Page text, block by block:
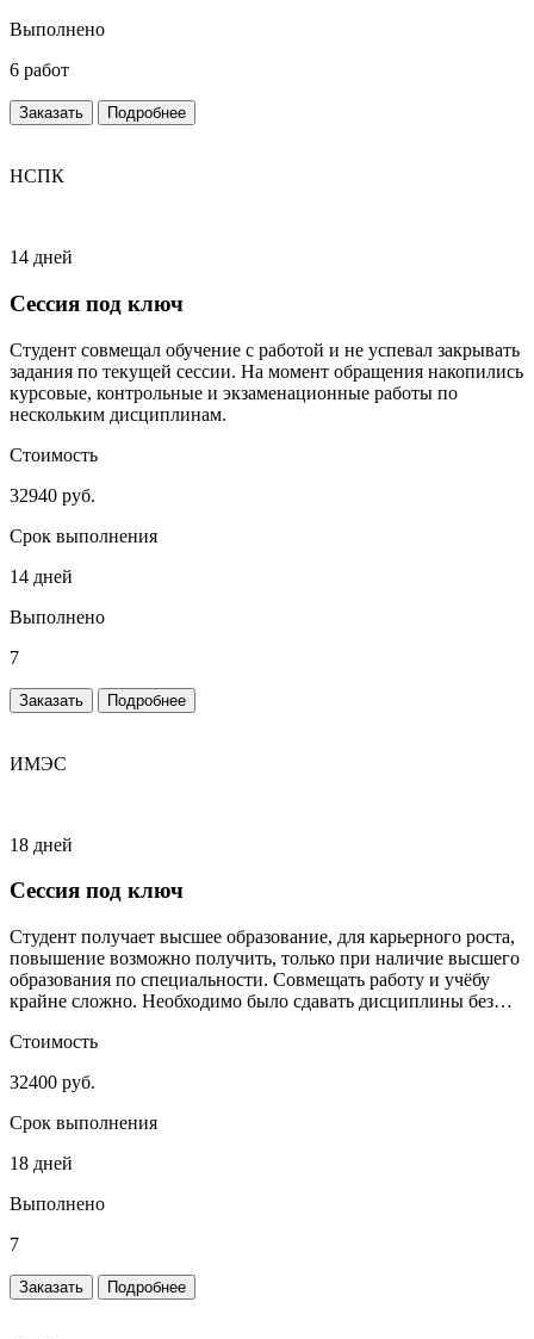
Выполнено
6 работ
Заказать Подробнее
НСПК
14 дней
Сессия под ключ
Студент совмещал обучение с работой и не успевал закрывать
задания по текущей сессии. На момент обращения накопились
курсовые, контрольные и экзаменационные работы по
нескольким дисциплинам.
Стоимость
32940 руб.
Срок выполнения
14 дней
Выполнено
7
Заказать Подробнее
ИМЭС
18 дней
Сессия под ключ
Студент получает высшее образование, для карьерного роста,
повышение возможно получить, только при наличие высшего
образования по специальности. Совмещать работу и учёбу
крайне сложно. Необходимо было сдавать дисциплины без
Стоимость
32400 руб.
Срок выполнения
18 дней
Выполнено
7
Заказать Подробнее